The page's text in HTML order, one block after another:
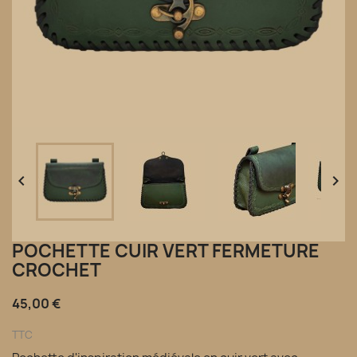
 
POCHETTE CUIR VERT FERMETURE
CROCHET
45,00 €
TTC